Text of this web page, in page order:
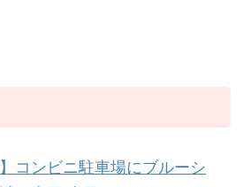
コンビニ駐車場にブルーシ